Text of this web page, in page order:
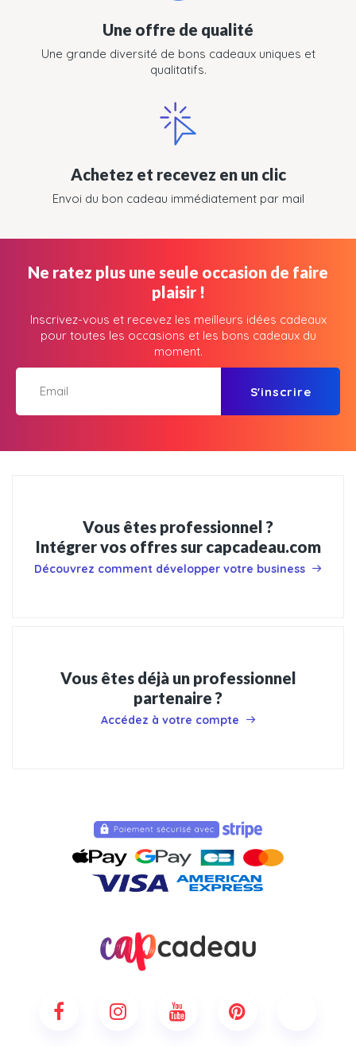
Une offre de qualité
Une grande diversité de bons cadeaux uniques et
qualitatifs.
Achetez et recevez en un clic
Envoi du bon cadeau immédiatement par mail
Ne ratez plus une seule occasion de faire
plaisir !
Inscrivez-vous et recevez les meilleurs idées cadeaux
pour toutes les occasions et les bons cadeaux du
moment.
S'inscrire
Vous êtes professionnel ?
Intégrer vos offres sur capcadeau.com
Découvrez comment développer votre business
Vous êtes déjà un professionnel
partenaire ?
Accédez à votre compte